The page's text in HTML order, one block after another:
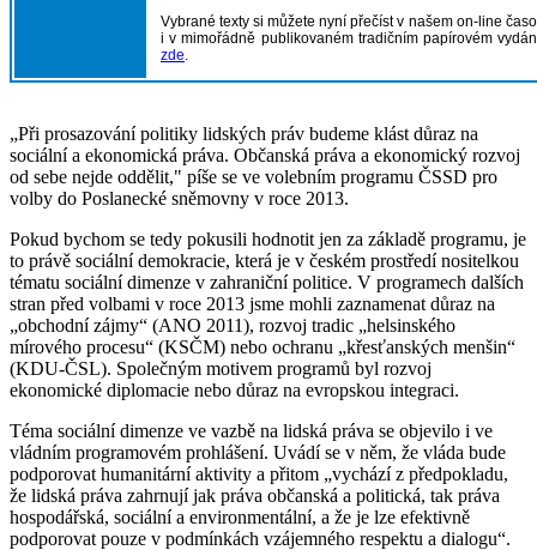
Vybrané texty si můžete nyní přečíst v našem on-line
i v mimořádně publikovaném tradičním papírovém
zde.
„Při prosazování politiky lidských práv budeme klást důraz na
sociální a ekonomická práva. Občanská práva a ekonomický rozvoj
od sebe nejde oddělit," píše se ve volebním programu ČSSD pro
volby do Poslanecké sněmovny v roce 2013.
Pokud bychom se tedy pokusili hodnotit jen za základě programu, je
to právě sociální demokracie, která je v českém prostředí nositelkou
tématu sociální dimenze v zahraniční politice. V programech dalších
stran před volbami v roce 2013 jsme mohli zaznamenat důraz na
„obchodní zájmy“ (ANO 2011), rozvoj tradic „helsinského
mírového procesu“ (KSČM) nebo ochranu „křesťanských menšin“
(KDU-ČSL). Společným motivem programů byl rozvoj
ekonomické diplomacie nebo důraz na evropskou integraci.
Téma sociální dimenze ve vazbě na lidská práva se objevilo i ve
vládním programovém prohlášení. Uvádí se v něm, že vláda bude
podporovat humanitární aktivity a přitom „vychází z předpokladu,
že lidská práva zahrnují jak práva občanská a politická, tak práva
hospodářská, sociální a environmentální, a že je lze efektivně
podporovat pouze v podmínkách vzájemného respektu a dialogu“.